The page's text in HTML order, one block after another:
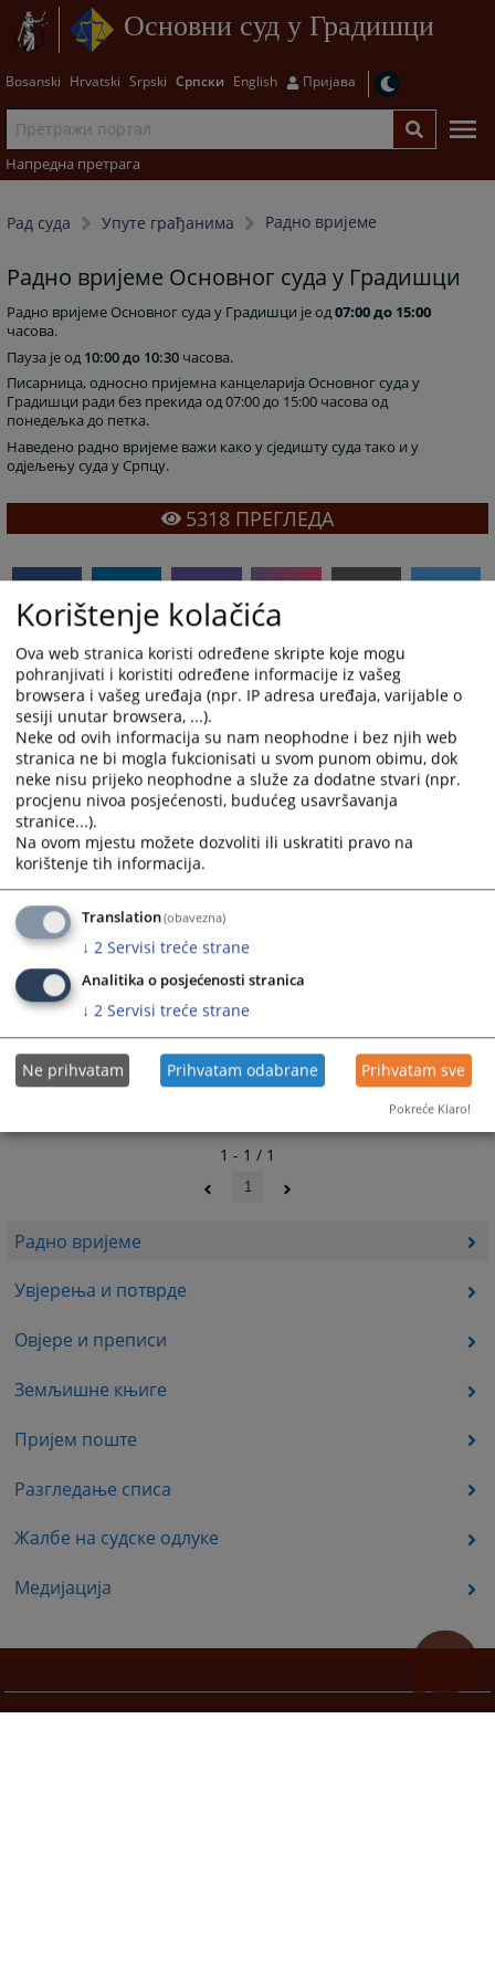
Основни суд у Градишци
Bosanski Hrvatski Srpski Српски English Пријава
Напредна претрага
Рад суда Упуте грађанима Радно вријеме
Радно вријеме
Увјерења и потврде
Овјере и преписи
Земљишне књиге
Пријем поште
Разгледање списа
Жалбе на судске одлуке
Медијација
Радно вријеме Основног суда у Градишци
Радно вријеме Основног суда у Градишци је од07:00 до 15:00
часова.
Пауза је од 10:00 до 10:30 часова.
Писарница, односно пријемна канцеларија Основног суда у
Градишци ради без прекида од 07:00 до 15:00 часова од
понедељка до петка.
Наведено радно вријеме важи како у сједишту суда тако и у
одјељењу суда у Српцу.
5318 ПРЕГЛЕДА
1 - 1 / 1
1
Korištenje kolačića
Ova web stranica koristi određene skripte koje mogu
pohranjivati i koristiti određene informacije iz vašeg
browsera i vašeg uređaja (npr. IP adresa uređaja, varijable o
sesiji unutar browsera, ...).
Neke od ovih informacija su nam neophodne i bez njih web
stranica ne bi mogla fukcionisati u svom punom obimu, dok
neke nisu prijeko neophodne a služe za dodatne stvari (npr.
procjenu nivoa posjećenosti, budućeg usavršavanja
stranice...).
Na ovom mjestu možete dozvoliti ili uskratiti pravo na
korištenje tih informacija.
Translation(obavezna)
↓ 2 Servisi treće strane
Analitika o posjećenosti stranica
↓ 2 Servisi treće strane
Ne prihvatam Prihvatam odabrane Prihvatam sve
Pokreće Klaro!